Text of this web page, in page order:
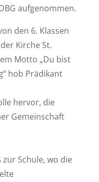
aufgenommen.
den 6. Klassen
Kirche St.
Motto „Du bist
hob Prädikant
hervor, die
Gemeinschaft
zur Schule, wo die